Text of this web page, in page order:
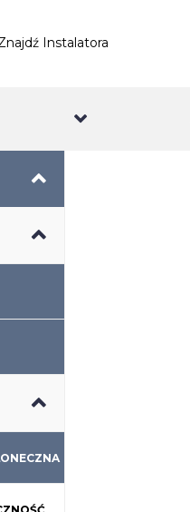
Instalatora